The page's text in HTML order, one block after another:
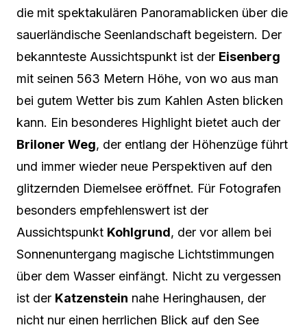
die mit spektakulären Panoramablicken über die
sauerländische Seenlandschaft begeistern. Der
bekannteste Aussichtspunkt ist der Eisenberg
mit seinen 563 Metern Höhe, von wo aus man
bei gutem Wetter bis zum Kahlen Asten blicken
kann. Ein besonderes Highlight bietet auch der
Briloner Weg, der entlang der Höhenzüge führt
und immer wieder neue Perspektiven auf den
glitzernden Diemelsee eröffnet. Für Fotografen
besonders empfehlenswert ist der
Aussichtspunkt Kohlgrund, der vor allem bei
Sonnenuntergang magische Lichtstimmungen
über dem Wasser einfängt. Nicht zu vergessen
ist der Katzenstein nahe Heringhausen, der
nicht nur einen herrlichen Blick auf den See